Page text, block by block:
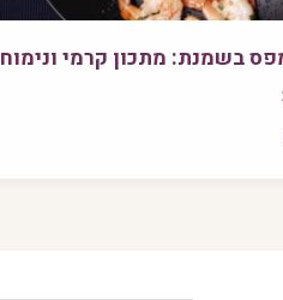
בשמנת: מתכון קרמי ונימוח